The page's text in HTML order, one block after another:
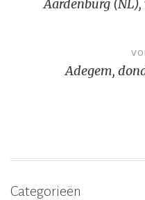
navigatie
Aardenburg
Adegem,
Categorieën